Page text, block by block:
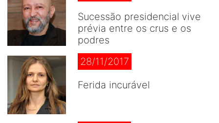
Sucessão presidencial vive
prévia entre os crus e os
podres
28/11/2017
Ferida incurável